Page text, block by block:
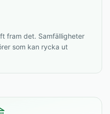
fram det. Samfälligheter
som kan rycka ut